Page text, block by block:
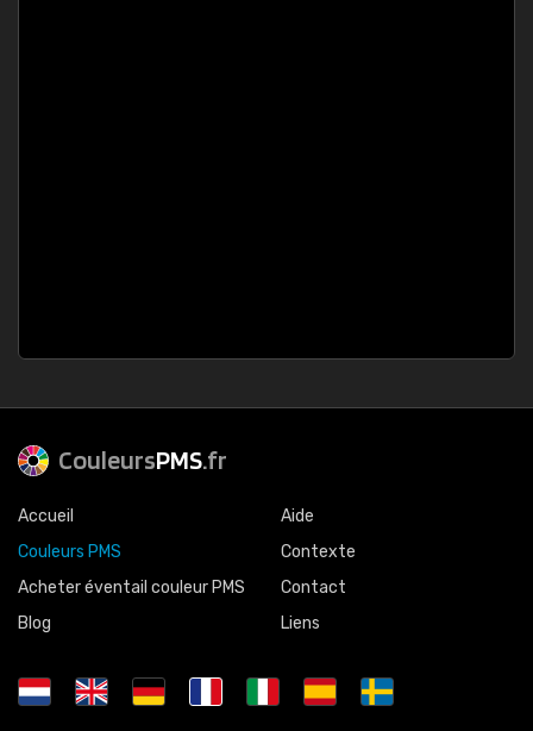
CouleursPMS.fr
Accueil
Couleurs PMS
Acheter éventail couleur PMS
Blog
Aide
Contexte
Contact
Liens